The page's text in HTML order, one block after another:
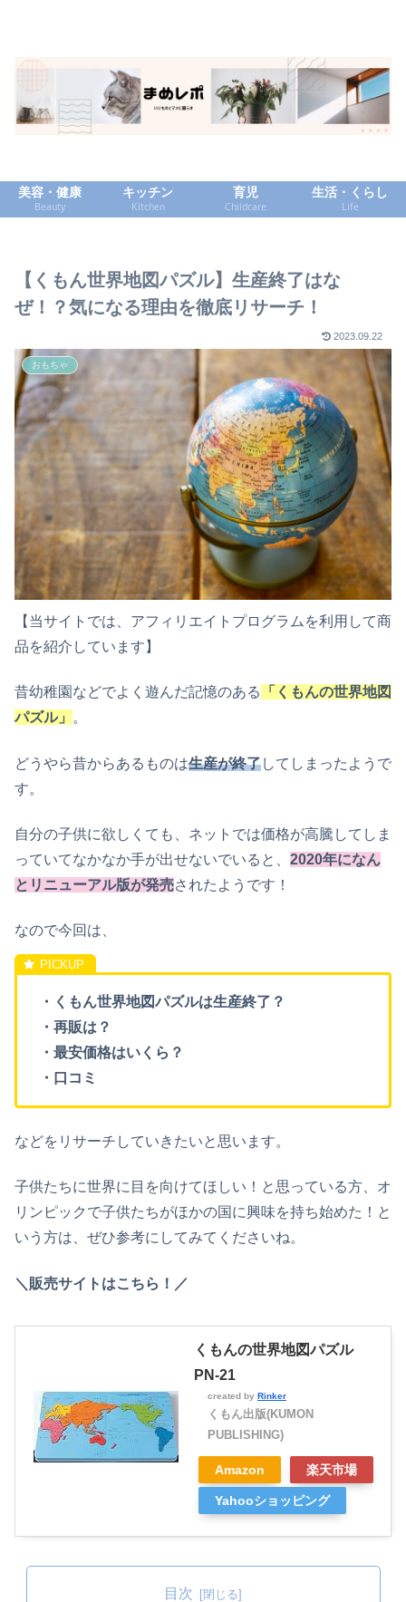
美容・健康
Beauty
キッチン
Kitchen
育児
Childcare
生活・くらし
Life
【くもん世界地図パズル】生産終了はな
ぜ！？気になる理由を徹底リサーチ！
2023.09.22
おもちゃ
【当サイトでは、アフィリエイトプログラムを利用して商
品を紹介しています】
昔幼稚園などでよく遊んだ記憶のある 「 くもんの世界地図
パズル 」 。
どうやら昔からあるものは生産が終了してしまったようで
す。
自分の子供に欲しくても、ネットでは価格が高騰してしま
っていてなかなか手が出せないでいると、 2020年になん
とリニューアル版が発売されたようです！
なので今回は、
・ くもん世界地図パズルは生産終了？
・ 再販は？
・ 最安価格はいくら？
・ 口コミ
などをリサーチしていきたいと思います。
子供たちに世界に目を向けてほしい！ と 思っている方、オ
リンピックで子供たちがほかの国に興味を持ち始めた！と
いう方は、 ぜひ参考に してみてくださいね。
＼販売サイトはこちら！／
くもんの世界地図パズル
PN-21
created by Rinker
くもん出版(KUMON
PUBLISHING)
Amazon 楽天市場
Yahooショッピング
目次